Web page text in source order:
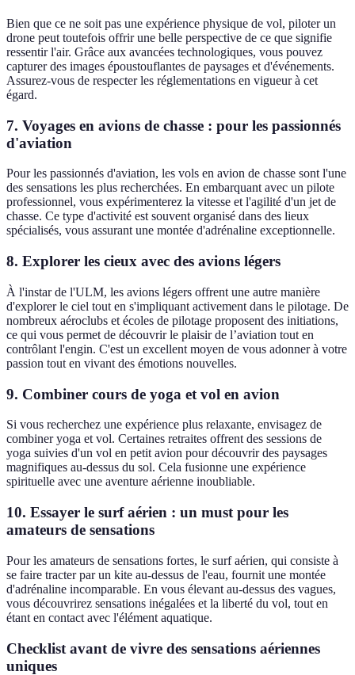
Bien que ce ne soit pas une expérience physique de vol, piloter un
drone peut toutefois offrir une belle perspective de ce que signifie
ressentir l'air. Grâce aux avancées technologiques, vous pouvez
capturer des images époustouflantes de paysages et d'événements.
Assurez-vous de respecter les réglementations en vigueur à cet
égard.
7. Voyages en avions de chasse : pour les passionnés
d'aviation
Pour les passionnés d'aviation, les vols en avion de chasse sont l'une
des sensations les plus recherchées. En embarquant avec un pilote
professionnel, vous expérimenterez la vitesse et l'agilité d'un jet de
chasse. Ce type d'activité est souvent organisé dans des lieux
spécialisés, vous assurant une montée d'adrénaline exceptionnelle.
8. Explorer les cieux avec des avions légers
À l'instar de l'ULM, les avions légers offrent une autre manière
d'explorer le ciel tout en s'impliquant activement dans le pilotage. De
nombreux aéroclubs et écoles de pilotage proposent des initiations,
ce qui vous permet de découvrir le plaisir de l’aviation tout en
contrôlant l'engin. C'est un excellent moyen de vous adonner à votre
passion tout en vivant des émotions nouvelles.
9. Combiner cours de yoga et vol en avion
Si vous recherchez une expérience plus relaxante, envisagez de
combiner yoga et vol. Certaines retraites offrent des sessions de
yoga suivies d'un vol en petit avion pour découvrir des paysages
magnifiques au-dessus du sol. Cela fusionne une expérience
spirituelle avec une aventure aérienne inoubliable.
10. Essayer le surf aérien : un must pour les
amateurs de sensations
Pour les amateurs de sensations fortes, le surf aérien, qui consiste à
se faire tracter par un kite au-dessus de l'eau, fournit une montée
d'adrénaline incomparable. En vous élevant au-dessus des vagues,
vous découvrirez sensations inégalées et la liberté du vol, tout en
étant en contact avec l'élément aquatique.
Checklist avant de vivre des sensations aériennes
uniques